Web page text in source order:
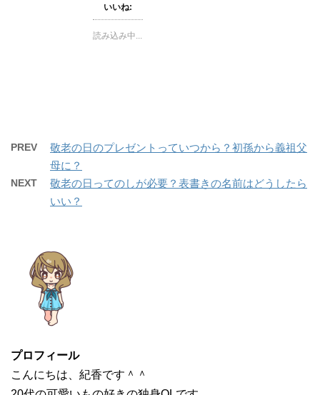
T
w
t
ン
ド
開
き
だ
さ
新
し
いいね:
読み込み中...
PREV
敬老の日のプレゼントっていつから？初孫から義祖父
母に？
NEXT
敬老の日ってのしが必要？表書きの名前はどうしたら
いい？
プロフィール
こんにちは、紀香です＾＾